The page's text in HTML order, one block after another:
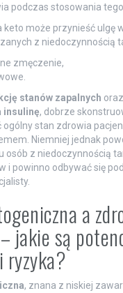
podczas stosowania
keto może przynieść ulgę
z niedoczynnością
zmęczenie,
stanów zapalnych oraz
insulinę, dobrze
ogólny stan zdrowia
Niemniej jednak
osób z niedoczynnością
i powinno odbywać się
a
jakie są
ryzyka?
, znana z niskiej